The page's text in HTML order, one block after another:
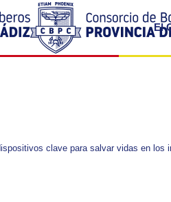
El
clave para salvar vidas en los